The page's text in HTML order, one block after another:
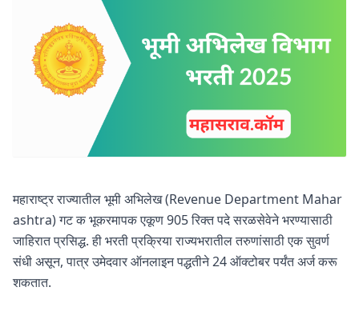
महाराष्ट्र राज्यातील भूमी अभिलेख (Revenue Department Mahar
ashtra) गट क भूकरमापक एकूण 905 रिक्त पदे सरळसेवेने भरण्यासाठी
जाहिरात प्रसिद्ध. ही भरती प्रक्रिया राज्यभरातील तरुणांसाठी एक सुवर्ण
संधी असून, पात्र उमेदवार ऑनलाइन पद्धतीने 24 ऑक्टोबर पर्यंत अर्ज करू
शकतात.